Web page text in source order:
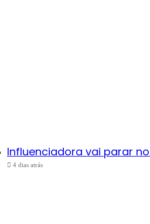
Influenciadora vai parar
4 dias atrás